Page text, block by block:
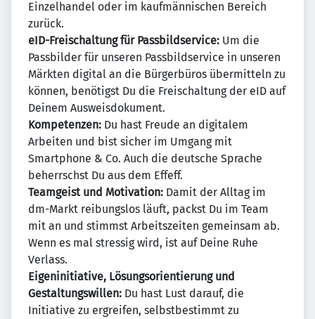
Einzelhandel oder im kaufmännischen Bereich
zurück.
eID-Freischaltung für Passbildservice: Um die
Passbilder für unseren Passbildservice in unseren
Märkten digital an die Bürgerbüros übermitteln zu
können, benötigst Du die Freischaltung der eID auf
Deinem Ausweisdokument.
Kompetenzen: Du hast Freude an digitalem
Arbeiten und bist sicher im Umgang mit
Smartphone & Co. Auch die deutsche Sprache
beherrschst Du aus dem Effeff.
Teamgeist und Motivation: Damit der Alltag im
dm-Markt reibungslos läuft, packst Du im Team
mit an und stimmst Arbeitszeiten gemeinsam ab.
Wenn es mal stressig wird, ist auf Deine Ruhe
Verlass.
Eigeninitiative, Lösungsorientierung und
Gestaltungswillen: Du hast Lust darauf, die
Initiative zu ergreifen, selbstbestimmt zu